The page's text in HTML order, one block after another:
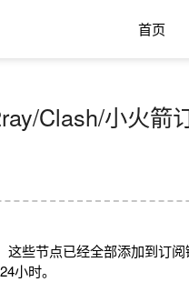
首页
Clash/小火箭
些节点已经全部添加到订
小时。